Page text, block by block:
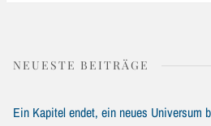
NEUESTE BEITRÄGE
Ein Kapitel endet, ein neues Universum